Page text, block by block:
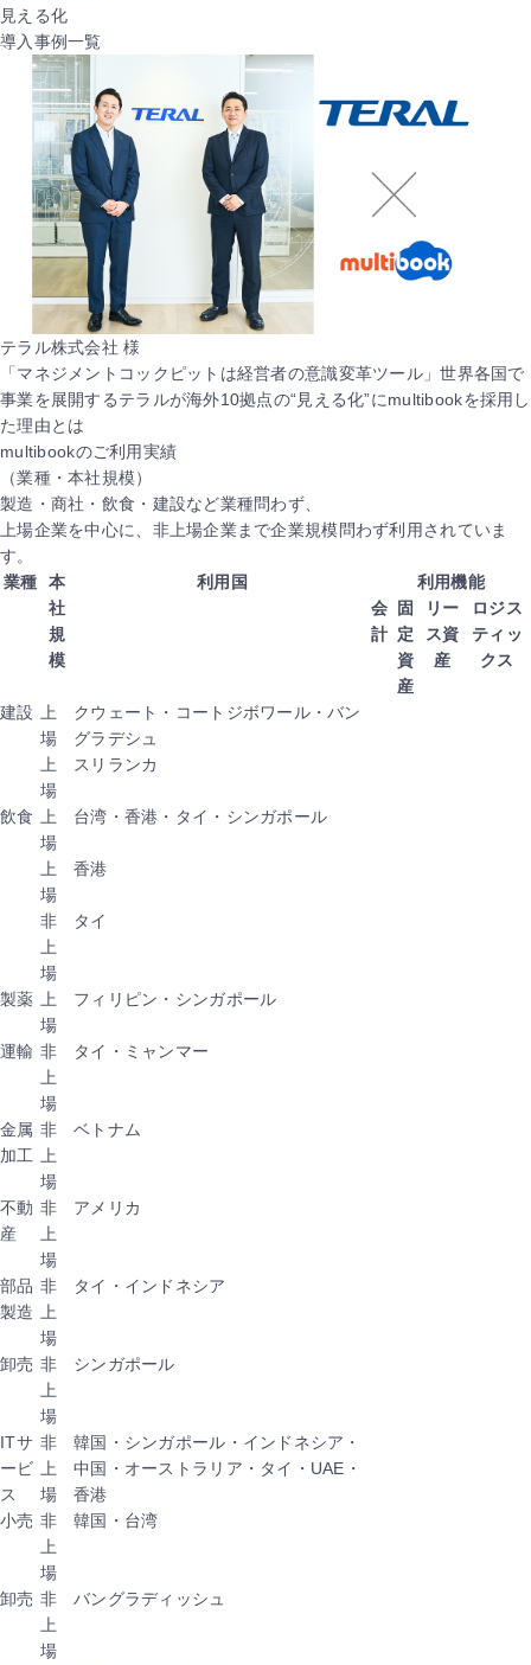
見える化
導入事例一覧
テラル株式会社 様
「マネジメントコックピットは経営者の意識変革ツール」世界各国で
事業を展開するテラルが海外10拠点の“見える化”にmultibookを採用し
た理由とは
multibookのご利用実績
（業種・本社規模）
製造・商社・飲食・建設など業種問わず、
上場企業を中心に、非上場企業まで企業規模問わず利用されていま
す。
業種
本
社
規
模
利用国
利用機能
会
計
固
定
資
産
リー
ス資
産
ロジス
ティッ
クス
建設
上
場
クウェート・コートジボワール・バン
グラデシュ
上
場
スリランカ
飲食
上
場
台湾・香港・タイ・シンガポール
上
場
香港
非
上
場
タイ
製薬
上
場
フィリピン・シンガポール
運輸 非
上
場
タイ・ミャンマー
金属
加工
非
上
場
ベトナム
不動
産
非
上
場
アメリカ
部品
製造
非
上
場
タイ・インドネシア
卸売 非
上
場
シンガポール
ITサ
ービ
ス
非
上
場
韓国・シンガポール・インドネシア・
中国・オーストラリア・タイ・UAE・
香港
小売 非
上
場
韓国・台湾
卸売 非
上
場
バングラディッシュ